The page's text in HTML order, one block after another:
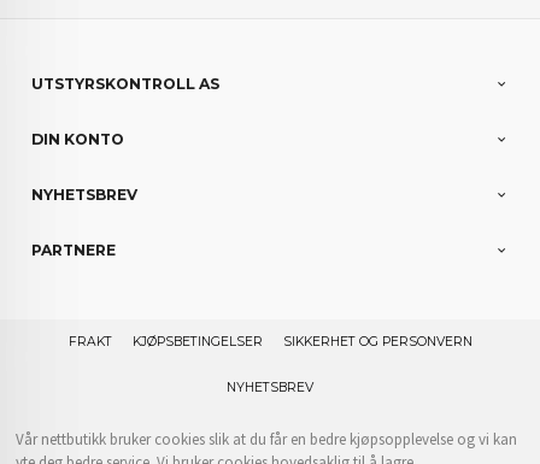
UTSTYRSKONTROLL AS
DIN KONTO
NYHETSBREV
PARTNERE
FRAKT KJØPSBETINGELSER SIKKERHET OG PERSONVERN
NYHETSBREV
Vår nettbutikk bruker cookies slik at du får en bedre kjøpsopplevelse og vi kan